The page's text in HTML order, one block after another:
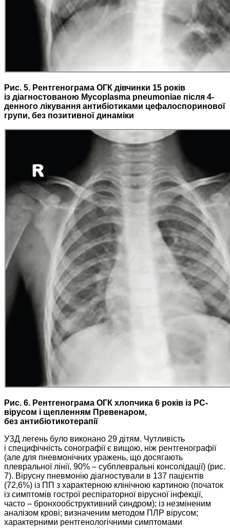
Рис. 5. Рентгенограма ОГК дівчинки 15 років
із діагностованою Mycoplasma pneumoniae після 4-
денного лікування антибіотиками цефалоспоринової
групи, без позитивної динаміки
Рис. 6. Рентгенограма ОГК хлопчика 6 років із РС-
вірусом і щепленням Превенаром,
без антибіотикотерапії
УЗД легень було виконано 29 дітям. Чутливість
і специфічність сонографії є вищою, ніж рентгенографії
(але для пневмонічних уражень, що досягають
плевральної лінії, 90% – ​субплевральні консолідації) (рис.
7). Вірусну пневмонію діагностували в 137 пацієнтів
(72,6%) із ПП з характерною клінічною картиною (початок
із симптомів гострої респіраторної вірусної інфекції,
часто – ​бронхообструктивний синдром); із незміненим
аналізом крові; визначеним методом ПЛР вірусом;
характерними рентгенологічними симптомами